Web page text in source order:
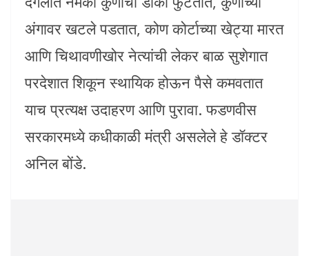
अंगावर खटले पडतात, कोण कोर्टाच्या खेट्या मारत
आणि चिथावणीखोर नेत्यांची लेकर बाळ सुशेगात
परदेशात शिकून स्थायिक होऊन पैसे कमवतात
याच प्रत्यक्ष उदाहरण आणि पुरावा. फडणवीस
सरकारमध्ये कधीकाळी मंत्री असलेले हे डॉक्टर
अनिल बोंडे.